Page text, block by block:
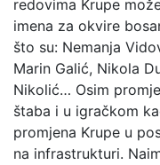
redovima Krupe
imena za okvire
što su: Nemanja
Marin Galić, Nikola
Nikolić… Osim
štaba i u igračkom
promjena Krupe u
na infrastrukturi.